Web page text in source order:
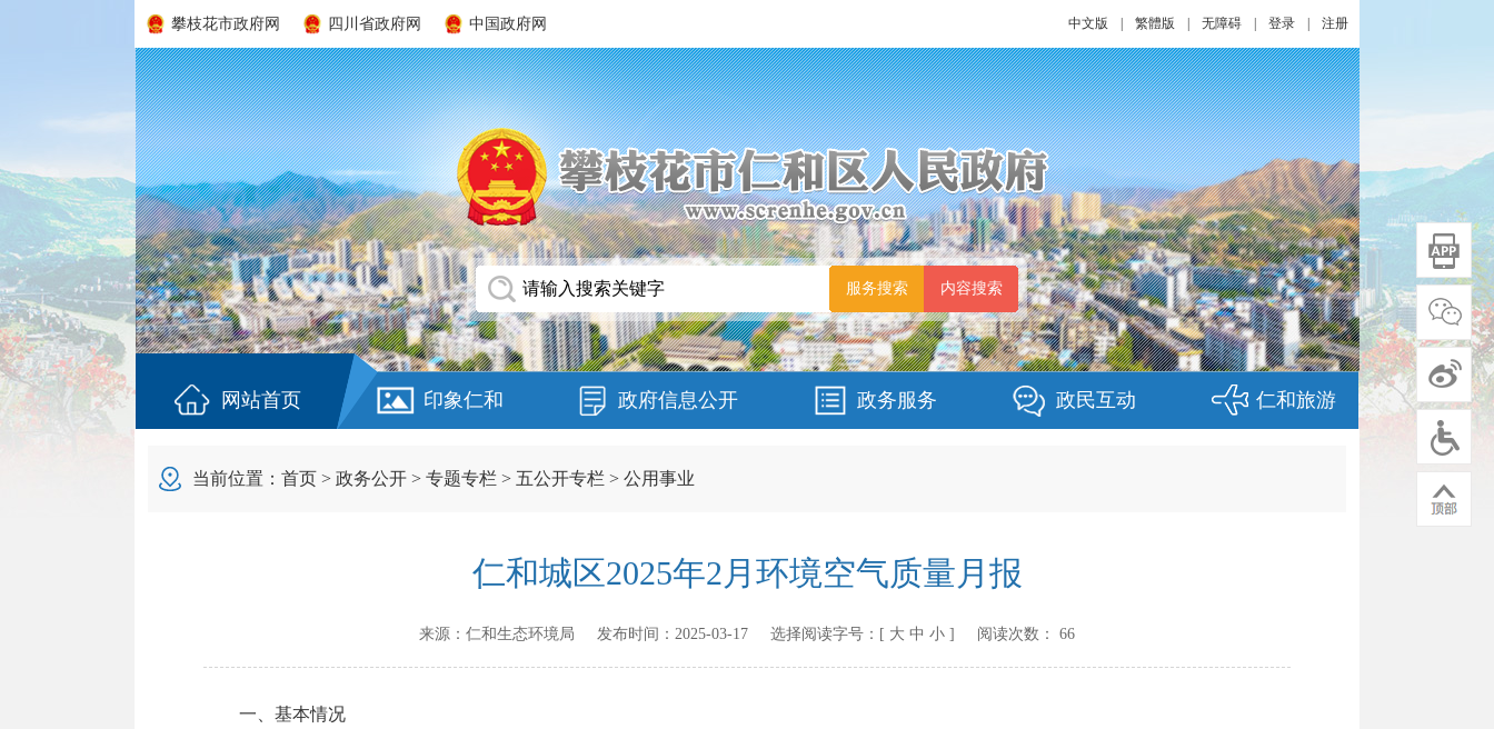
攀枝花市政府网 四川省政府网 中国政府网 中文版 繁體版 无障碍 登录 注册
网站首页 印象仁和 政府信息公开 政务服务 政民互动 仁和旅游
当前位置： 首页 > 政务公开 > 专题专栏 > 五公开专栏 > 公用事业
仁和城区2025年2月环境空气质量月报
来源： 仁和生态环境局 发布时间： 2025-03-17 选择阅读字号：[ 大 中 小 ] 阅读次数： 66
一、基本情况